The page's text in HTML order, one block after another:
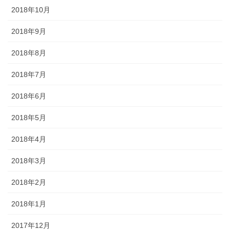
2018年10月
2018年9月
2018年8月
2018年7月
2018年6月
2018年5月
2018年4月
2018年3月
2018年2月
2018年1月
2017年12月